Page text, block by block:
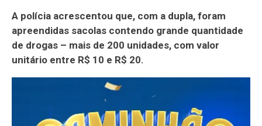
A polícia acrescentou que, com a dupla, foram
apreendidas sacolas contendo grande quantidade
de drogas – mais de 200 unidades, com valor
unitário entre R$ 10 e R$ 20.